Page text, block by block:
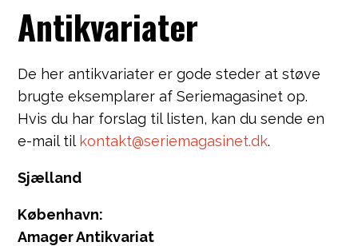
Antikvariater
De her antikvariater er gode steder at støve
brugte eksemplarer af Seriemagasinet op.
Hvis du har forslag til listen, kan du sende en
e-mail til kontakt@seriemagasinet.dk.
Sjælland
København:
Amager Antikvariat